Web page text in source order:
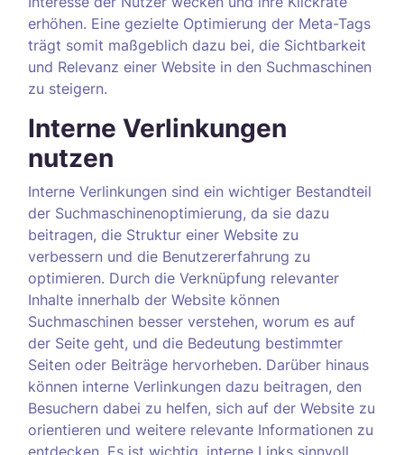
erhöhen. Eine gezielte Optimierung der Meta-Tags
trägt somit maßgeblich dazu bei, die Sichtbarkeit
und Relevanz einer Website in den Suchmaschinen
zu steigern.
Interne Verlinkungen
nutzen
Interne Verlinkungen sind ein wichtiger Bestandteil
der Suchmaschinenoptimierung, da sie dazu
beitragen, die Struktur einer Website zu
verbessern und die Benutzererfahrung zu
optimieren. Durch die Verknüpfung relevanter
Inhalte innerhalb der Website können
Suchmaschinen besser verstehen, worum es auf
der Seite geht, und die Bedeutung bestimmter
Seiten oder Beiträge hervorheben. Darüber hinaus
können interne Verlinkungen dazu beitragen, den
Besuchern dabei zu helfen, sich auf der Website zu
orientieren und weitere relevante Informationen zu
entdecken. Es ist wichtig, interne Links sinnvoll